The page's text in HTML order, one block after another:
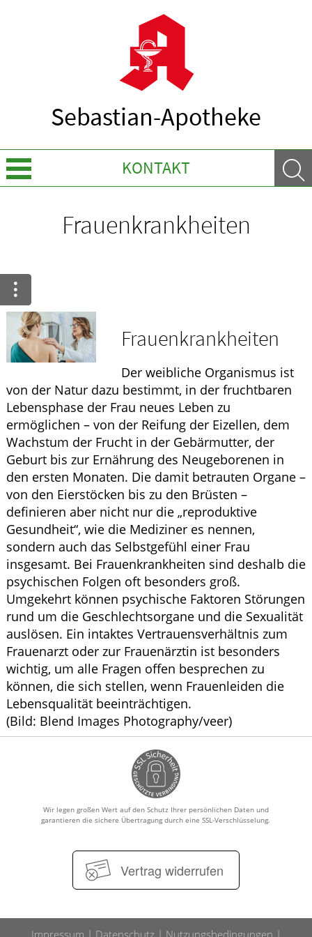
Sebastian-Apotheke
KONTAKT
Ratgeber
Krankheiten & Therapie
ELTERN UND KIND
GESUND IM ALTER
Frauenkrankheiten
Frauenkrankheiten
Der weibliche Organismus ist
von der Natur dazu bestimmt, in der fruchtbaren
Lebensphase der Frau neues Leben zu
ermöglichen – von der Reifung der Eizellen, dem
Wachstum der Frucht in der Gebärmutter, der
Geburt bis zur Ernährung des Neugeborenen in
den ersten Monaten. Die damit betrauten Organe –
von den Eierstöcken bis zu den Brüsten –
definieren aber nicht nur die „reproduktive
Gesundheit“, wie die Mediziner es nennen,
sondern auch das Selbstgefühl einer Frau
insgesamt. Bei Frauenkrankheiten sind deshalb die
psychischen Folgen oft besonders groß.
Umgekehrt können psychische Faktoren Störungen
rund um die Geschlechtsorgane und die Sexualität
auslösen. Ein intaktes Vertrauensverhältnis zum
Frauenarzt oder zur Frauenärztin ist besonders
wichtig, um alle Fragen offen besprechen zu
können, die sich stellen, wenn Frauenleiden die
Lebensqualität beeinträchtigen.
(Bild: Blend Images Photography/veer)
Wir legen großen Wert auf den Schutz Ihrer persönlichen Daten und
garantieren die sichere Übertragung durch eine SSL-Verschlüsselung.
Vertrag widerrufen